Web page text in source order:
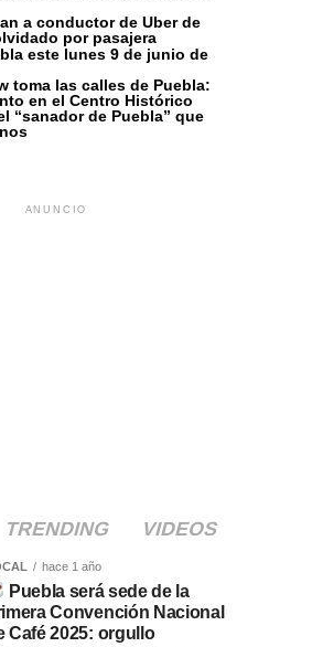
a conductor de Uber de
por pasajera
este lunes 9 de junio de
toma las calles de Puebla:
en el Centro Histórico
“sanador de Puebla” que
ANUNCIO
TRENDING VIDEOS
hace 1 año
Puebla será sede de la
Convención Nacional
Café 2025: orgullo